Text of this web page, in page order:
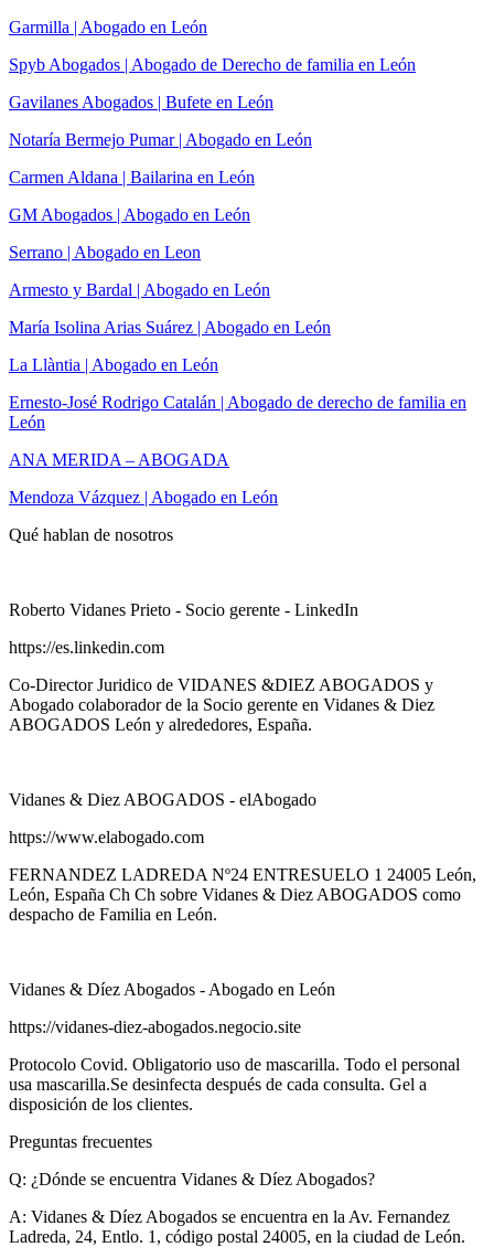
Garmilla | Abogado en León
Spyb Abogados | Abogado de Derecho de familia en León
Gavilanes Abogados | Bufete en León
Notaría Bermejo Pumar | Abogado en León
Carmen Aldana | Bailarina en León
GM Abogados | Abogado en León
Serrano | Abogado en Leon
Armesto y Bardal | Abogado en León
María Isolina Arias Suárez | Abogado en León
La Llàntia | Abogado en León
Ernesto-José Rodrigo Catalán | Abogado de derecho de familia en
León
ANA MERIDA – ABOGADA
Mendoza Vázquez | Abogado en León
Qué hablan de nosotros
Roberto Vidanes Prieto - Socio gerente - LinkedIn
https://es.linkedin.com
Co-Director Juridico de VIDANES &DIEZ ABOGADOS y
Abogado colaborador de la Socio gerente en Vidanes & Diez
ABOGADOS León y alrededores, España.
Vidanes & Diez ABOGADOS - elAbogado
https://www.elabogado.com
FERNANDEZ LADREDA Nº24 ENTRESUELO 1 24005 León,
León, España Ch Ch sobre Vidanes & Diez ABOGADOS como
despacho de Familia en León.
Vidanes & Díez Abogados - Abogado en León
https://vidanes-diez-abogados.negocio.site
Protocolo Covid. Obligatorio uso de mascarilla. Todo el personal
usa mascarilla.Se desinfecta después de cada consulta. Gel a
disposición de los clientes.
Preguntas frecuentes
Q: ¿Dónde se encuentra Vidanes & Díez Abogados?
A: Vidanes & Díez Abogados se encuentra en la Av. Fernandez
Ladreda, 24, Entlo. 1, código postal 24005, en la ciudad de León.